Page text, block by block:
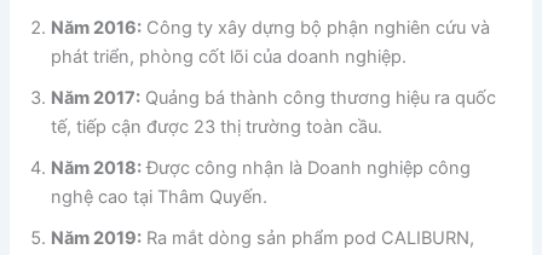
Năm 2016: Công ty xây dựng bộ phận nghiên cứu và
phát triển, phòng cốt lõi của doanh nghiệp.
Năm 2017: Quảng bá thành công thương hiệu ra quốc
tế, tiếp cận được 23 thị trường toàn cầu.
Năm 2018:Được công nhận là Doanh nghiệp công
nghệ cao tại Thâm Quyến.
Năm 2019: Ra mắt dòng sản phẩm pod CALIBURN,